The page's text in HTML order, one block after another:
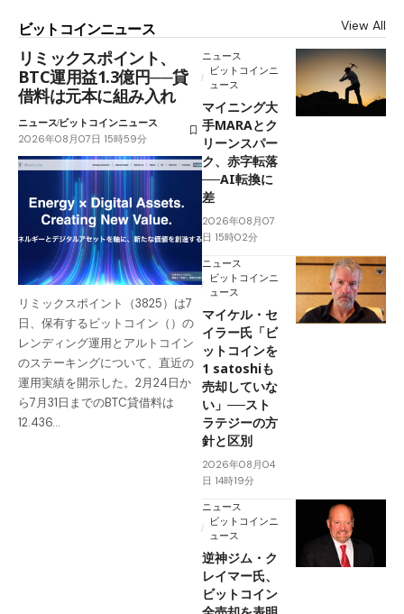
ビットコインニュース View All
リミックスポイント、
BTC運用益1.3億円──貸
借料は元本に組み入れ
ニュースビットコインニュース
2026年08月07日 15時59分
リミックスポイント（3825）は7
日、保有するビットコイン（）の
レンディング運用とアルトコイン
のステーキングについて、直近の
運用実績を開示した。2月24日か
ら7月31日までのBTC貸借料は
12.436…
ニュース
ビットコインニ
ュース
マイニング大
手MARAとク
リーンスパー
ク、赤字転落
──AI転換に
差
2026年08月07
日 15時02分
ニュース
ビットコインニ
ュース
マイケル・セ
イラー氏「ビ
ットコインを
1 satoshiも
売却していな
い」──スト
ラテジーの方
針と区別
2026年08月04
日 14時19分
ニュース
ビットコインニ
ュース
逆神ジム・ク
レイマー氏、
ビットコイン